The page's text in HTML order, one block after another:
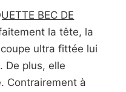
BEC DE
la tête, la
ultra fittée lui
De plus, elle
Contrairement à